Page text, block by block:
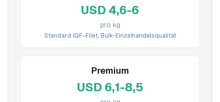
USD 4,6-6
pro kg
Standard IQF-Filet, Bulk-Einzelhandelsqualität
Premium
USD 6,1-8,5